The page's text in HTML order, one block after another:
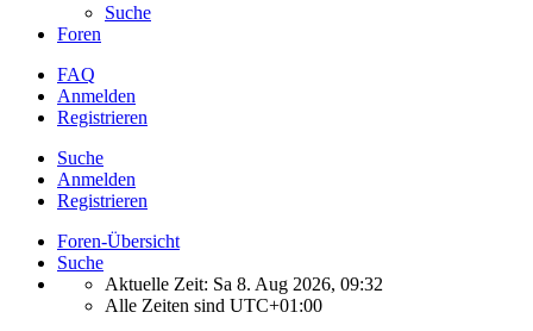
Suche
Foren
FAQ
Anmelden
Registrieren
Suche
Anmelden
Registrieren
Foren-Übersicht
Suche
Aktuelle Zeit: Sa 8. Aug 2026, 09:32
Alle Zeiten sind UTC+01:00